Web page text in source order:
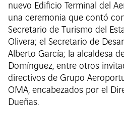
nuevo Edificio Terminal del
una ceremonia que contó
Secretario de Turismo del
Olivera; el Secretario de
Alberto García; la alcaldesa
Domínguez, entre otros
directivos de Grupo
OMA, encabezados por el
Dueñas.